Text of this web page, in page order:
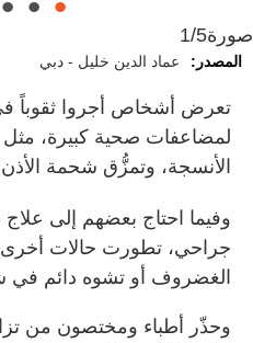
صورة1/5
المصدر: عماد الدين خليل - دبي
تعرض أشخاص أجروا ثقوباً في
لمضاعفات صحية كبيرة، مثل
الأنسجة، وتمزُّق شحمة
وفيما احتاج بعضهم إلى
جراحي، تطورت حالات
الغضروف أو تشوه دائم في
وحذّر أطباء ومختصون من